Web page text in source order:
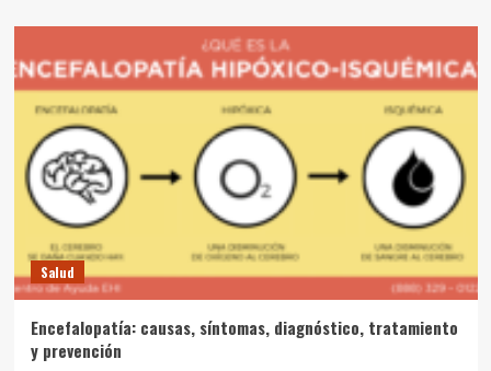
Salud
Encefalopatía: causas, síntomas, diagnóstico, tratamiento
y prevención